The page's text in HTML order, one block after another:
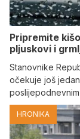
Pripremite
pljuskovi i
Stanovnike
očekuje još
HRONIKA